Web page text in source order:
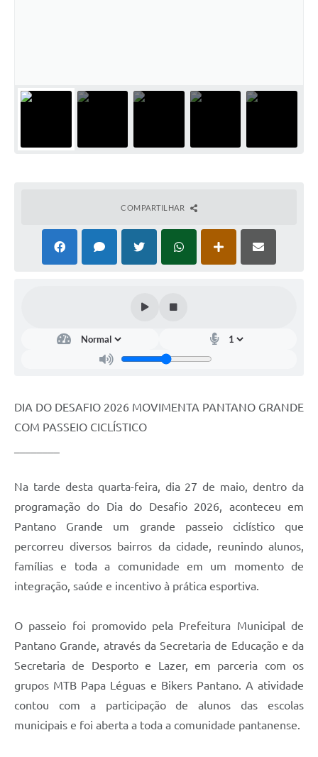
Contas Públicas
COMPARTILHAR
DIA DO DESAFIO 2026 MOVIMENTA PANTANO GRANDE
COM PASSEIO CICLÍSTICO
Na tarde desta quarta-feira, dia 27 de maio, dentro da
programação do Dia do Desafio 2026, aconteceu em
Pantano Grande um grande passeio ciclístico que
percorreu diversos bairros da cidade, reunindo alunos,
famílias e toda a comunidade em um momento de
integração, saúde e incentivo à prática esportiva.
O passeio foi promovido pela Prefeitura Municipal de
Pantano Grande, através da Secretaria de Educação e da
Secretaria de Desporto e Lazer, em parceria com os
grupos MTB Papa Léguas e Bikers Pantano. A atividade
contou com a participação de alunos das escolas
municipais e foi aberta a toda a comunidade pantanense.